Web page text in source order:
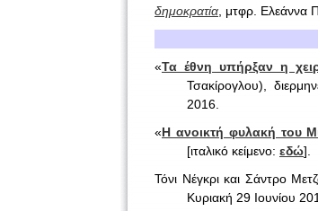
δημοκρατία , μτφρ. Ελεάννα
«Τα έθνη υπήρξαν η
Τσακίρογλου),
2016.
«Η ανοικτή φυλακή του
[ιταλικό κείμενο: εδώ].
Τόνι Νέγκρι και Σάντρο
Κυριακή 29 Ιουνίου